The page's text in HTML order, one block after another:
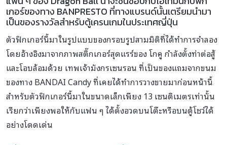
เกอร์ของทาง BANPRESTO ที่ทางแบรนด์นั้นเตรียมนำมา
เป็นของรางวัลสำหรับตู้เครนเกมในประเทศญี่ปุ่น
ตัวฟิกเกอร์นี้มาในรูปแบบของกรอบรูปสามมิติที่ได้ทำการจำลอง
โดยอ้างอิงมาจากภาพสติ๊กเกอร์สุดแรร์ของ โกคู กำลังตั้งท่าต่อสู้
และโอบล้อมด้วย เทพเจ้ามังกรเซนรอน ที่เป็นของแถมจากขนม
ของทาง BANDAI Candy ที่เคยได้ทำการวางขายมาก่อนหน้านี้
สำหรับตัวฟิกเกอร์นี้มาในขนาดเล็กเพียง 13 เซนติเมตรเท่านั้น
เรียกว่าเพียงพอให้กับแฟน ๆ ได้ตั้งอวดบนโต๊ะหรือบนตู้โชว์ได้
อย่างโดดเด่น